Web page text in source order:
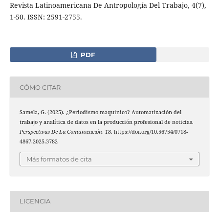
Revista Latinoamericana De Antropología Del Trabajo, 4(7),
1-50. ISSN: 2591-2755.
PDF
CÓMO CITAR
Samela, G. (2025). ¿Periodismo maquínico? Automatización del
trabajo y analítica de datos en la producción profesional de noticias.
Perspectivas De La Comunicación, 18. https://doi.org/10.56754/0718-
4867.2025.3782
Más formatos de cita
LICENCIA